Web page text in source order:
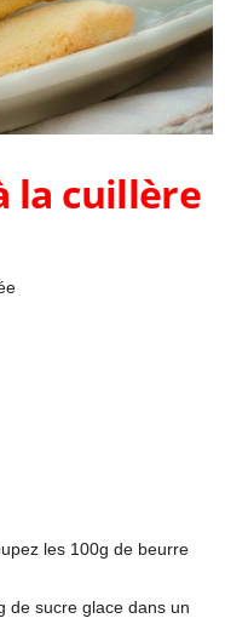
la cuillère
les 100g de beurre
de sucre glace dans un